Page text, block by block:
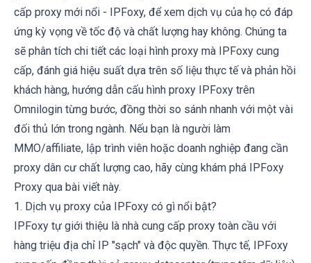
cấp proxy mới nổi - IPFoxy, để xem dịch vụ của họ có đáp
ứng kỳ vọng về tốc độ và chất lượng hay không. Chúng ta
sẽ phân tích chi tiết các loại hình proxy mà IPFoxy cung
cấp, đánh giá hiệu suất dựa trên số liệu thực tế và phản hồi
khách hàng, hướng dẫn cấu hình proxy IPFoxy trên
Omnilogin từng bước, đồng thời so sánh nhanh với một vài
đối thủ lớn trong ngành. Nếu bạn là người làm
MMO/affiliate, lập trình viên hoặc doanh nghiệp đang cần
proxy dân cư chất lượng cao, hãy cùng khám phá IPFoxy
Proxy qua bài viết này.
1. Dịch vụ proxy của IPFoxy có gì nổi bật?
IPFoxy tự giới thiệu là nhà cung cấp proxy toàn cầu với
hàng triệu địa chỉ IP "sạch" và độc quyền. Thực tế, IPFoxy